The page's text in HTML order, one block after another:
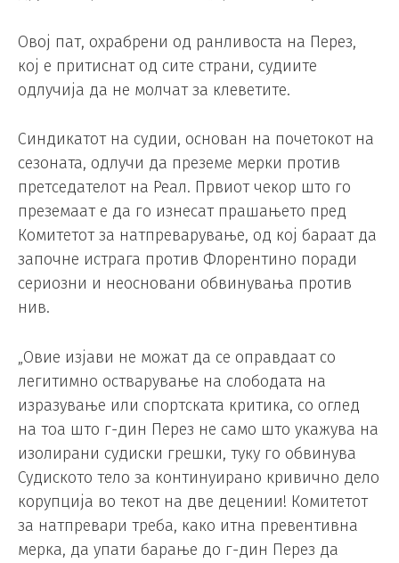
Овој пат, охрабрени од ранливоста на Перез,
кој е притиснат од сите страни, судиите
одлучија да не молчат за клеветите.
Синдикатот на судии, основан на почетокот на
сезоната, одлучи да преземе мерки против
претседателот на Реал. Првиот чекор што го
преземаат е да го изнесат прашањето пред
Комитетот за натпреварување, од кој бараат да
започне истрага против Флорентино поради
сериозни и неосновани обвинувања против
нив.
„Овие изјави не можат да се оправдаат со
легитимно остварување на слободата на
изразување или спортската критика, со оглед
на тоа што г-дин Перез не само што укажува на
изолирани судиски грешки, туку го обвинува
Судиското тело за континуирано кривично дело
корупција во текот на две децении! Комитетот
за натпревари треба, како итна превентивна
мерка, да упати барање до г-дин Перез да